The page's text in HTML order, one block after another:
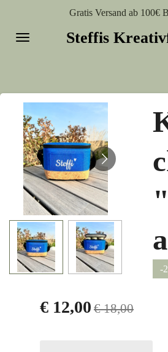
springen
Steffis
Gratis Versand ab 100€
-
€ 12,00 € 18,00